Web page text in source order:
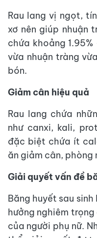
Rau lang vị ngọt,
xơ nên giúp nhuận
chứa khoảng
vừa nhuận tràng
bón.
Giảm cân hiệu quả
Rau lang chứa
như canxi, kali,
đặc biệt chứa ít
ăn giảm cân, phòng
Giải quyết vấn đề
Băng huyết sau
hưởng nghiêm
của người phụ nữ.